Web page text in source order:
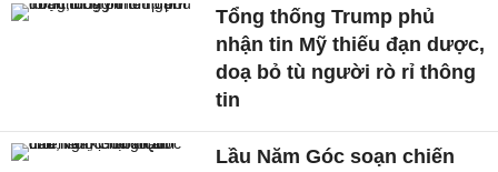
Tổng thống Trump phủ
nhận tin Mỹ thiếu đạn dược,
doạ bỏ tù người rò rỉ thông
tin
Lầu Năm Góc soạn chiến